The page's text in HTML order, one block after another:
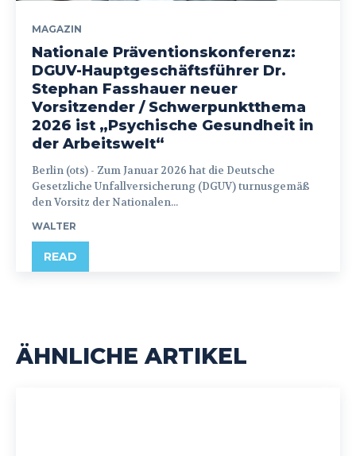
MAGAZIN
Nationale Präventionskonferenz:
DGUV-Hauptgeschäftsführer Dr.
Stephan Fasshauer neuer
Vorsitzender / Schwerpunktthema
2026 ist „Psychische Gesundheit in
der Arbeitswelt“
Berlin (ots) - Zum Januar 2026 hat die Deutsche
Gesetzliche Unfallversicherung (DGUV) turnusgemäß
den Vorsitz der Nationalen...
WALTER
READ
ÄHNLICHE ARTIKEL